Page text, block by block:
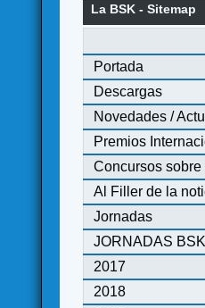
La BSK - Sitemap
Portada
Descargas
Novedades /
Premios
Concursos
Al Filler de la
Jornadas
JORNADAS BSK
2017
2018